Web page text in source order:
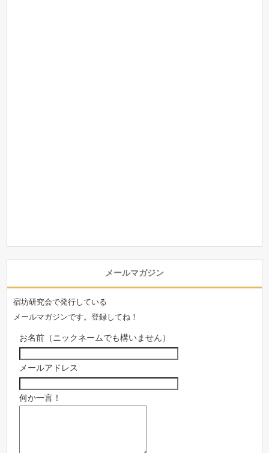
メールマガジン
宿坊研究会で発行している
メールマガジンです。登録してね！
お名前（ニックネームでも構いません）
メールアドレス
何か一言！